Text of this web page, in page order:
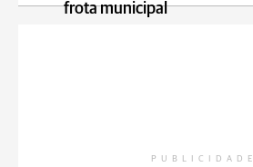
frota municipal
PUBLICIDADE